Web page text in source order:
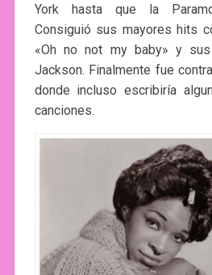
York hasta que la
Consiguió sus mayores hits
«Oh no not my baby» y
Jackson. Finalmente fue
donde incluso escribiría
canciones.